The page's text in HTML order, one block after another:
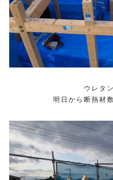
ウレタ
明日から断熱材